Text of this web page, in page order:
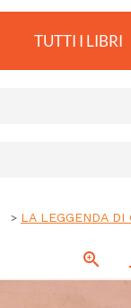
TUTTI I LIBRI
LA LEGGENDA DI